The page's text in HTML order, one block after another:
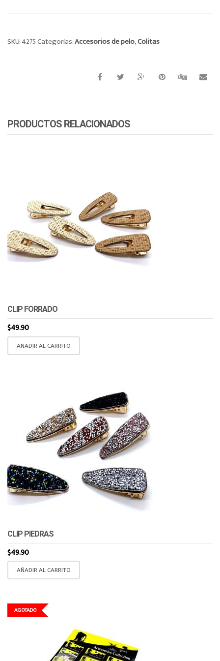
SKU:4275Categorías:Accesorios de pelo,Colitas
PRODUCTOS RELACIONADOS
CLIP FORRADO
$49.90
AÑADIR AL CARRITO
CLIP PIEDRAS
$49.90
AÑADIR AL CARRITO
AGOTADO